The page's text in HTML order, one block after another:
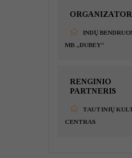
INDŲ
MB „DUBEY“
RENGINIO
PARTNERIS
TAUTINIŲ
CENTRAS